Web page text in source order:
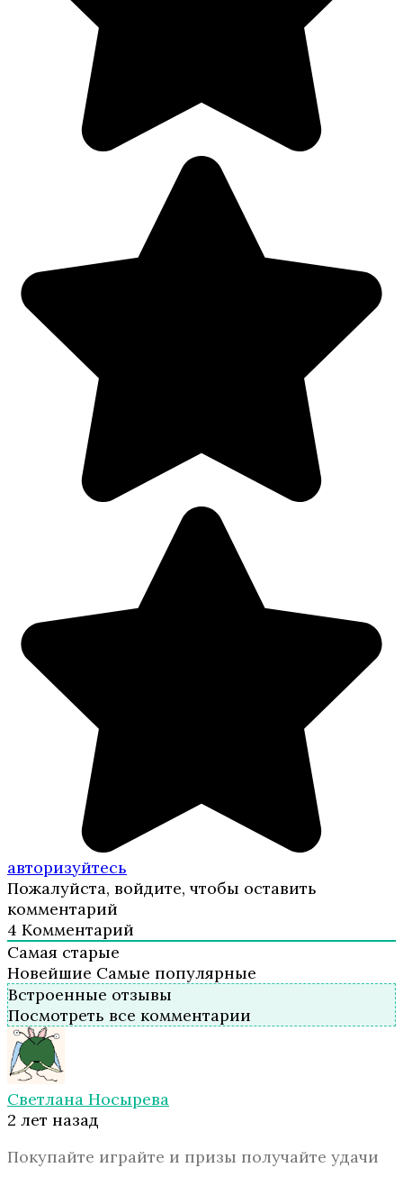
авторизуйтесь
Пожалуйста, войдите, чтобы оставить
комментарий
4 Комментарий
Самая старые
Новейшие Самые популярные
Встроенные отзывы
Посмотреть все комментарии
Светлана Носырева
2 лет назад
Покупайте играйте и призы получайте удачи